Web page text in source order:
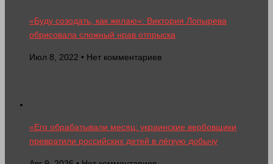
«Буду созодать, как желаю»: Виктория Лопырева
обрисовала сложный нрав отпрыска
Июл 8, 2022 • Нет комментариев
«Его обрабатывали месяц: украинские вербовщики
превратили российских детей в лёгкую добычу